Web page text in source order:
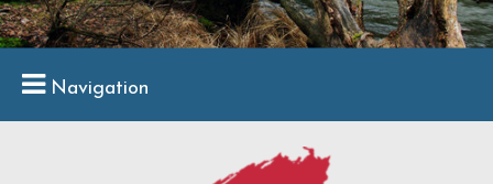
Navigation